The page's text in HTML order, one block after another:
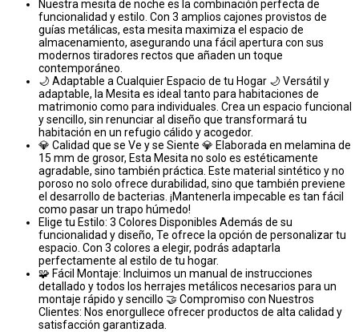
Nuestra mesita de noche es la combinación perfecta de
funcionalidad y estilo. Con 3 amplios cajones provistos de
guías metálicas, esta mesita maximiza el espacio de
almacenamiento, asegurando una fácil apertura con sus
modernos tiradores rectos que añaden un toque
contemporáneo.
🌙 Adaptable a Cualquier Espacio de tu Hogar 🌙 Versátil y
adaptable, la Mesita es ideal tanto para habitaciones de
matrimonio como para individuales. Crea un espacio funcional
y sencillo, sin renunciar al diseño que transformará tu
habitación en un refugio cálido y acogedor.
💎 Calidad que se Ve y se Siente 💎 Elaborada en melamina de
15 mm de grosor, Esta Mesita no solo es estéticamente
agradable, sino también práctica. Este material sintético y no
poroso no solo ofrece durabilidad, sino que también previene
el desarrollo de bacterias. ¡Mantenerla impecable es tan fácil
como pasar un trapo húmedo!
Elige tu Estilo: 3 Colores Disponibles Además de su
funcionalidad y diseño, Te ofrece la opción de personalizar tu
espacio. Con 3 colores a elegir, podrás adaptarla
perfectamente al estilo de tu hogar.
🧩 Fácil Montaje: Incluimos un manual de instrucciones
detallado y todos los herrajes metálicos necesarios para un
montaje rápido y sencillo 🤝 Compromiso con Nuestros
Clientes: Nos enorgullece ofrecer productos de alta calidad y
satisfacción garantizada.